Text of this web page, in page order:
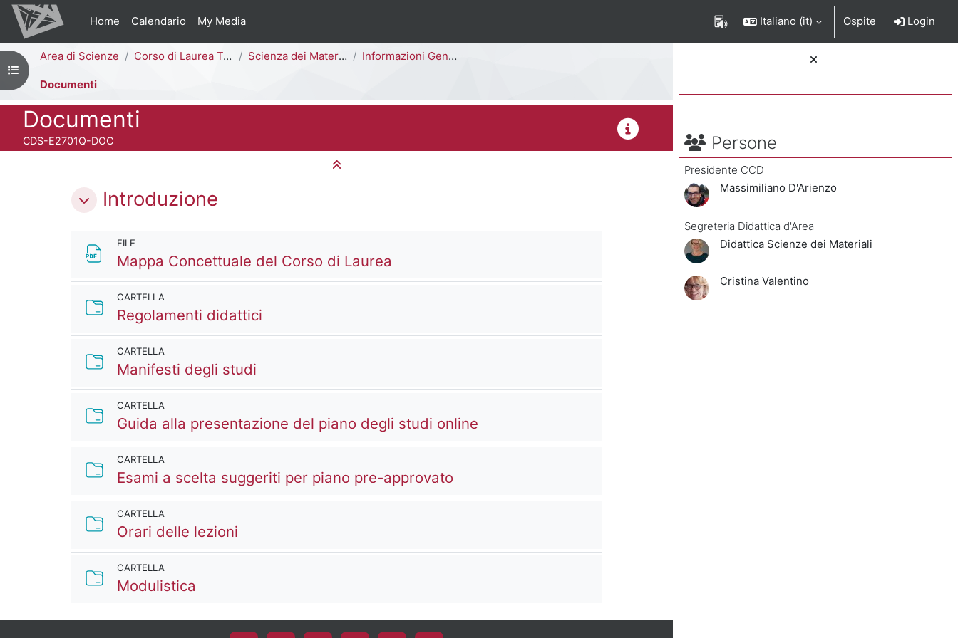
Vai al contenuto principale
Home
Calendario My Media Italiano ‎(it)‎ Ospite Login
Salta PersonePersone
Presidente CCD
Massimiliano D'Arienzo
Segreteria Didattica d'Area
Didattica Scienze dei Materiali
Cristina Valentino
Apri indice del corso
Percorso della pagina
Area di Scienze Corso di Laurea Triennale Scienza dei Materiali [E2701Q] Informazioni Generali del Corso di Studi
Documenti
Titolo del corso
Documenti
Codice identificativo del corso
CDS-E2701Q-DOC
Descrizione del corso
Minimizza tutto
Introduzione
FILE
Mappa Concettuale del Corso di Laurea
CARTELLA
Regolamenti didattici
CARTELLA
Manifesti degli studi
CARTELLA
Guida alla presentazione del piano degli studi online
CARTELLA
Esami a scelta suggeriti per piano pre-approvato
CARTELLA
Orari delle lezioni
CARTELLA
Modulistica